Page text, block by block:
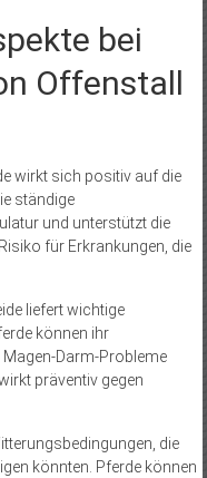
bei
Offenstall
wirkt sich positiv auf die
ständige
und unterstützt die
für Erkrankungen, die
liefert wichtige
können ihr
Darm-Probleme
präventiv gegen
die
könnten. Pferde können